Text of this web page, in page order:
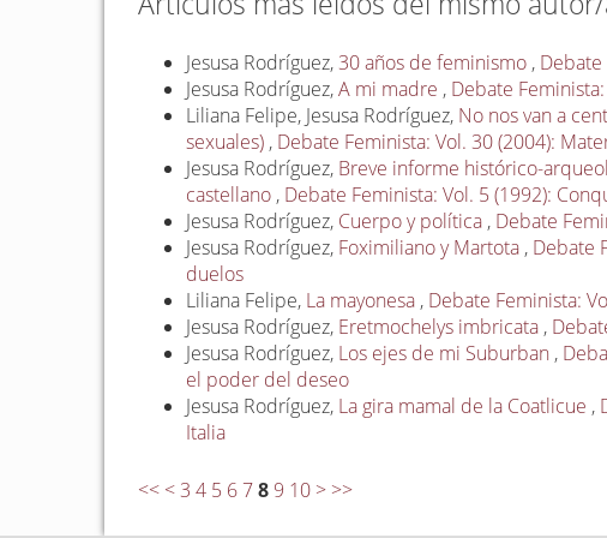
Jesusa Rodríguez, 30 años de feminismo ,
Jesusa Rodríguez,A mi madre , Debate
Liliana Felipe, Jesusa Rodríguez, No nos van a
sexuales) , Debate Feminista: Vol. 30 (2004):
Jesusa Rodríguez, Breve informe histórico-
castellano , Debate Feminista: Vol. 5 (1992):
Jesusa Rodríguez, Cuerpo y política , Debate
Jesusa Rodríguez, Foximiliano y Martota , Debate
duelos
Liliana Felipe, La mayonesa , Debate Feminista:
Jesusa Rodríguez, Eretmochelys imbricata ,
Jesusa Rodríguez, Los ejes de mi Suburban ,
el poder del deseo
Jesusa Rodríguez, La gira mamal de la Coatlicue ,
Italia
<< < 3 4 5 6 7 8 9 10 > >>